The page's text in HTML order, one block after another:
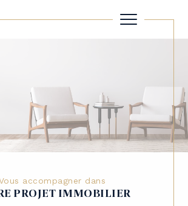
Vous accompagner dans
PROJET IMMOBILIER